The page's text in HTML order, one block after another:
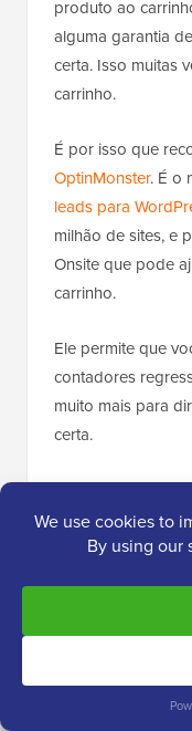
produto ao
alguma garantia
certa. Isso muitas
carrinho.
É por isso que
OptinMonster. É o
leads para
milhão de sites, e
Onsite que pode
carrinho.
Ele permite que
contadores
muito mais para
certa.
Por exemplo, o
um cliente está
pop-up